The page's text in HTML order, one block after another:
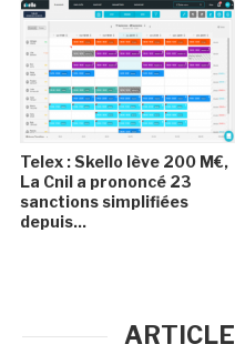
Telex : Skello lève 200 M€,
La Cnil a prononcé 23
sanctions simplifiées
depuis...